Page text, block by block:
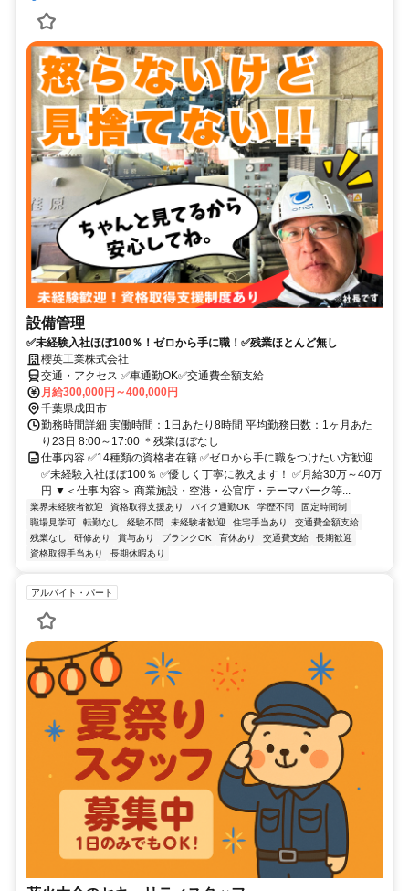
設備管理
✅未経験入社ほぼ100％！ゼロから手に職！✅残業ほとんど無し
櫻英工業株式会社
交通・アクセス ✅車通勤OK✅交通費全額支給
月給300,000円～400,000円
千葉県成田市
勤務時間詳細 実働時間：1日あたり8時間 平均勤務日数：1ヶ月あた
り23日 8:00～17:00 ＊残業ほぼなし
仕事内容 ✅14種類の資格者在籍 ✅ゼロから手に職をつけたい方歓迎
✅未経験入社ほぼ100％ ✅優しく丁寧に教えます！ ✅月給30万～40万
円 ▼＜仕事内容＞ 商業施設・空港・公官庁・テーマパーク等...
業界未経験者歓迎 資格取得支援あり バイク通勤OK 学歴不問
固定時間制
職場見学可
転勤なし 経験不問 未経験者歓迎 住宅手当あり
交通費全額支給
残業なし
研修あり 賞与あり ブランクOK 育休あり 交通費支給
長期歓迎
資格取得手当あり
長期休暇あり
アルバイト・パート